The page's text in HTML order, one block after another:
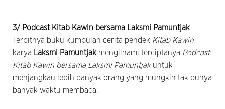
3/ Podcast Kitab Kawin bersama Laksmi Pamuntjak
Terbitnya buku kumpulan cerita pendek Kitab Kawin
karya Laksmi Pamuntjak mengilhami terciptanya Podcast
Kitab Kawin bersama Laksmi Pamuntjak untuk
menjangkau lebih banyak orang yang mungkin tak punya
banyak waktu membaca.